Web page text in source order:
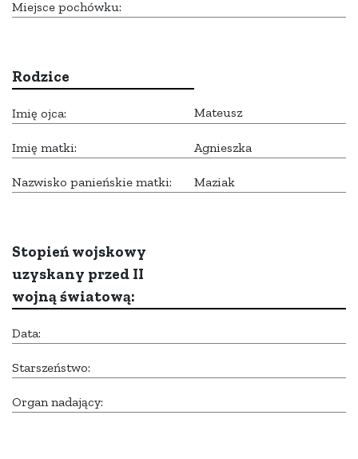
Miejsce pochówku:
Rodzice
Imię ojca: Mateusz
Imię matki: Agnieszka
Nazwisko panieńskie matki: Maziak
Stopień wojskowy
uzyskany przed II
wojną światową:
Data:
Starszeństwo:
Organ nadający: